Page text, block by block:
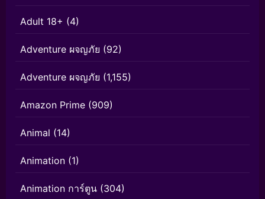
Adult 18+ (4)
Adventure ผจญภัย (92)
Adventure ผจญภัย (1,155)
Amazon Prime (909)
Animal (14)
Animation (1)
Animation การ์ตูน (304)